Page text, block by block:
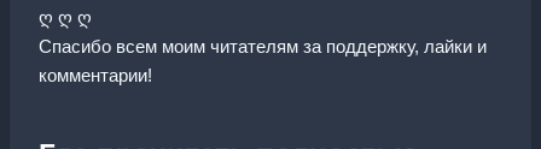
ღ ღ ღ
Спасибо всем моим читателям за поддержку, лайки и
комментарии!